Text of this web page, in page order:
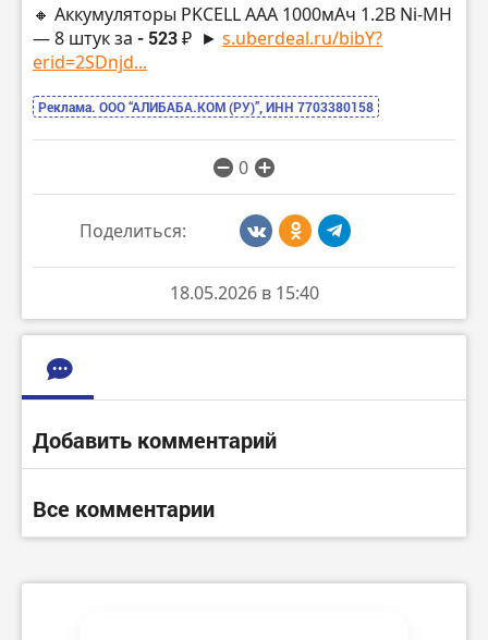
🔸 Аккумуляторы PKCELL AАA 1000мАч 1.2В Ni-MH
— 8 штук за - 523 ₽ ► s.uberdeal.ru/bibY?
erid=2SDnjd...
Реклама. ООО “АЛИБАБА.КОМ (РУ)”, ИНН 7703380158
0
Поделиться:
18.05.2026 в 15:40
Добавить комментарий
Все комментарии